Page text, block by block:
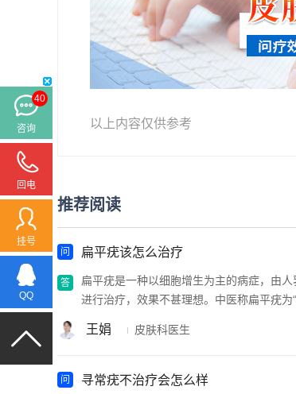
以上内容仅供参考
推荐阅读
扁平疣该怎么治疗
扁平疣是一种以细胞增生为主的病症，由
进行治疗，效果不甚理想。中医称扁平疣为“
王娟 皮肤科医生
寻常疣不治疗会怎么样
40
咨询
回电
挂号
QQ